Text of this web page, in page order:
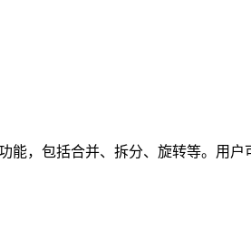
能，包括合并、拆分、旋转等。用